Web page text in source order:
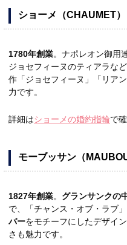
ショーメ（CHAUMET）
1780年創業。ナポレオン御用
ジョセフィーヌのティアラな
作「ジョセフィーヌ」「リアン
力です。
詳細はショーメの婚約指輪で
モーブッサン（
1827年創業。 グランサンクの
で、「チャンス・オブ・ラブ
バーをモチーフにしたデザイ
さも魅力です。